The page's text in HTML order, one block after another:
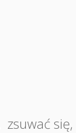
zsuwać się,